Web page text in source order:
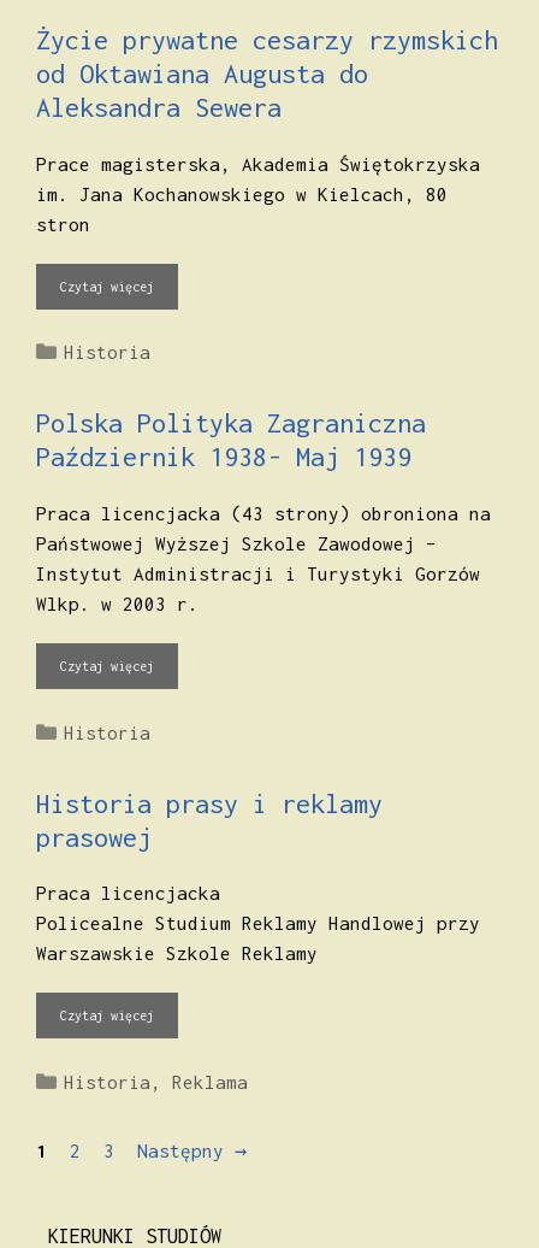
Życie prywatne cesarzy rzymskich
od Oktawiana Augusta do
Aleksandra Sewera
Prace magisterska, Akademia Świętokrzyska
im. Jana Kochanowskiego w Kielcach, 80
stron
Czytaj więcej
Kategorie
Historia
Polska Polityka Zagraniczna
Październik 1938- Maj 1939
Praca licencjacka (43 strony) obroniona na
Państwowej Wyższej Szkole Zawodowej –
Instytut Administracji i Turystyki Gorzów
Wlkp. w 2003 r.
Czytaj więcej
Kategorie
Historia
Historia prasy i reklamy
prasowej
Praca licencjacka
Policealne Studium Reklamy Handlowej przy
Warszawskie Szkole Reklamy
Czytaj więcej
Kategorie
Historia ,Reklama
Strona
1 Strona
2 Strona
3 Następny →
KIERUNKI STUDIÓW